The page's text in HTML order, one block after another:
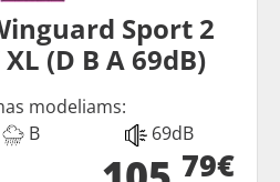
Sport 2
(D B A 69dB)
modeliams:
B 69dB
79€